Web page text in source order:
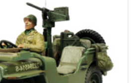
грузовики, самолеты. Мы прив..